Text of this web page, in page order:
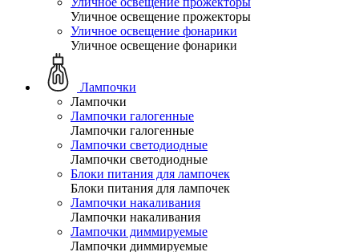
Уличное освещение прожекторы
Уличное освещение фонарики
Уличное освещение фонарики
Лампочки
Лампочки
Лампочки галогенные
Лампочки галогенные
Лампочки светодиодные
Лампочки светодиодные
Блоки питания для лампочек
Блоки питания для лампочек
Лампочки накаливания
Лампочки накаливания
Лампочки диммируемые
Лампочки диммируемые